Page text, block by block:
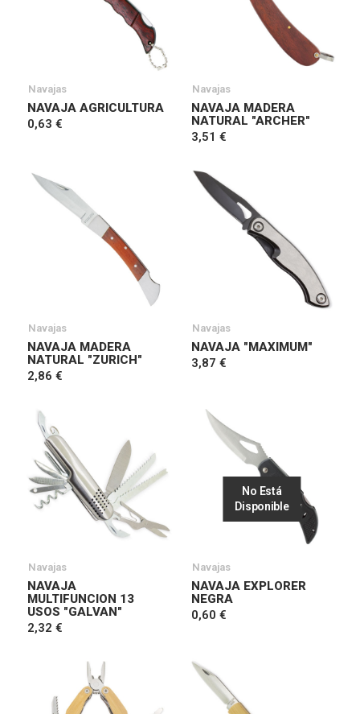
Navajas
NAVAJA AGRICULTURA
0,63 €
Navajas
NAVAJA MADERA
NATURAL "ARCHER"
3,51 €
Navajas
NAVAJA MADERA
NATURAL "ZURICH"
2,86 €
Navajas
NAVAJA "MAXIMUM"
3,87 €
Navajas
NAVAJA
MULTIFUNCION 13
USOS "GALVAN"
2,32 €
No Está
Disponible
Navajas
NAVAJA EXPLORER
NEGRA
0,60 €